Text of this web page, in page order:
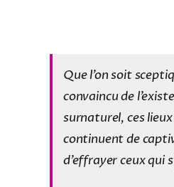
Que l’on soit
convaincu de
surnaturel, ces
continuent de
d’effrayer ceux qui